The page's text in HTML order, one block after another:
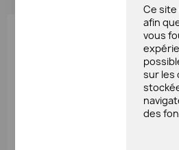
Ce site
afin
vous
sur les
des
vous
Propriétaire: Andrey Bugayov
Société: Bienen Produkte24
Type d'activité: Commerce
apicoles et matériel apicole.
TVA. DE23/023/20831 BGHW